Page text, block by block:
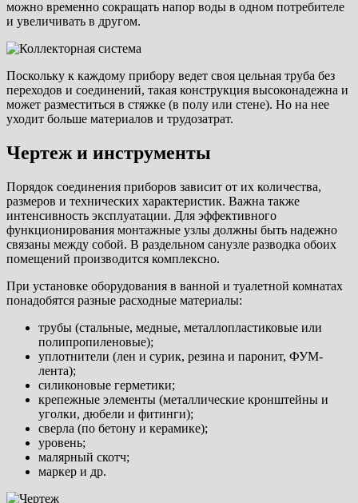
можно временно сокращать напор воды в одном потребителе
и увеличивать в другом.
Поскольку к каждому прибору ведет своя цельная труба без
переходов и соединений, такая конструкция высоконадежна и
может разместиться в стяжке (в полу или стене). Но на нее
уходит больше материалов и трудозатрат.
Чертеж и инструменты
Порядок соединения приборов зависит от их количества,
размеров и технических характеристик. Важна также
интенсивность эксплуатации. Для эффективного
функционирования монтажные узлы должны быть надежно
связаны между собой. В раздельном санузле разводка обоих
помещений производится комплексно.
При установке оборудования в ванной и туалетной комнатах
понадобятся разные расходные материалы:
трубы (стальные, медные, металлопластиковые или
полипропиленовые);
уплотнители (лен и сурик, резина и паронит, ФУМ-
лента);
силиконовые герметики;
крепежные элементы (металлические кронштейны и
уголки, дюбели и фитинги);
сверла (по бетону и керамике);
уровень;
малярный скотч;
маркер и др.